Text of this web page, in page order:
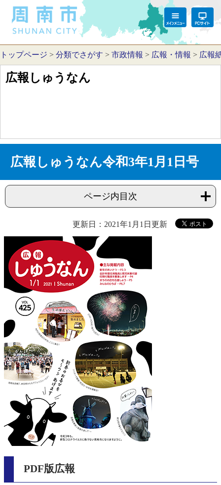
トップページ > 分類でさがす > 市政情報 > 広報・情報 > 広報
広報しゅうなん
広報しゅうなん令和3年1月1日号
ページ内目次
更新日：2021年1月1日更新
PDF版広報